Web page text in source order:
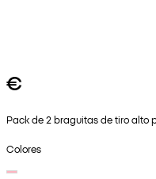
€
Pack de 2 braguitas de tiro alto
Colores